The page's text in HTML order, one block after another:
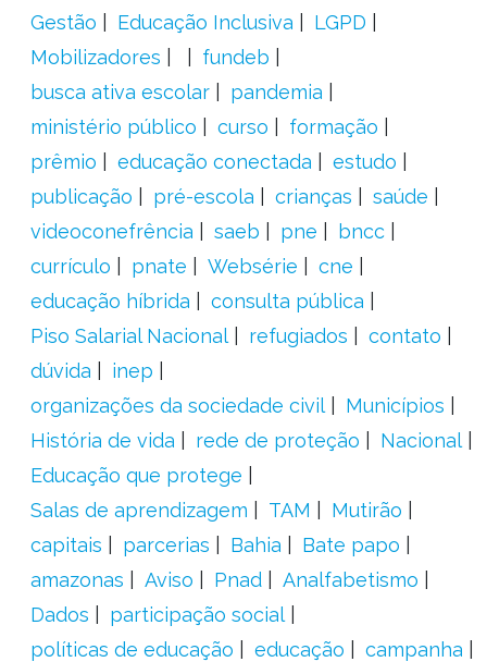
Gestão Educação Inclusiva
LGPD
Mobilizadores
fundeb
busca ativa escolar
pandemia
ministério público
curso
formação
prêmio
educação conectada
estudo
publicação
pré-escola crianças
saúde
videoconefrência
saeb pne
bncc
currículo
pnate Websérie
cne
educação híbrida
consulta pública
Piso Salarial Nacional
refugiados
contato
dúvida
inep
organizações da sociedade civil
Municípios
História de vida
rede de proteção
Nacional
Educação que protege
Salas de aprendizagem
TAM
Mutirão
capitais
parcerias Bahia
Bate papo
amazonas
Aviso Pnad
Analfabetismo
Dados
participação social
políticas de educação
educação
campanha